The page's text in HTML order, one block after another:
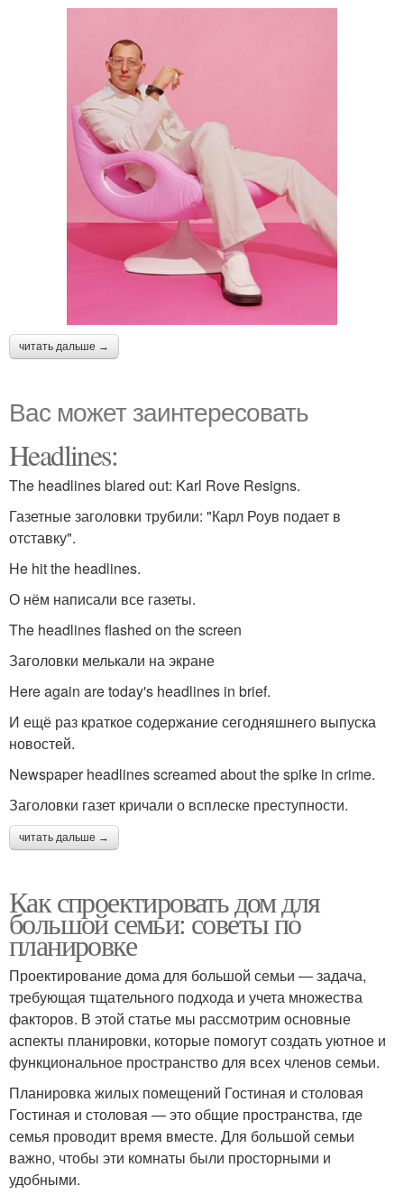
читать дальше →
Вас может заинтересовать
Headlines:
The headlines blared out: Karl Rove Resigns.
Газетные заголовки трубили: "Карл Роув подает в
отставку".
He hit the headlines.
О нём написали все газеты.
The headlines flashed on the screen
Заголовки мелькали на экране
Here again are today's headlines in brief.
И ещё раз краткое содержание сегодняшнего выпуска
новостей.
Newspaper headlines screamed about the spike in crime.
Заголовки газет кричали о всплеске преступности.
читать дальше →
Как спроектировать дом для
большой семьи: советы по
планировке
Проектирование дома для большой семьи — задача,
требующая тщательного подхода и учета множества
факторов. В этой статье мы рассмотрим основные
аспекты планировки, которые помогут создать уютное и
функциональное пространство для всех членов семьи.
Планировка жилых помещений Гостиная и столовая
Гостиная и столовая — это общие пространства, где
семья проводит время вместе. Для большой семьи
важно, чтобы эти комнаты были просторными и
удобными.